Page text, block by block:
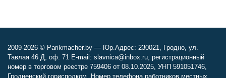
2009-2026 © Parikmacher.by — Юр.Адрес: 230021, Гродно, ул.
Тавлая 46 Д, оф. 71 E-mail: slavnica@inbox.ru, регистрационный
номер в торговом реестре 759406 от 08.10.2025, УНП 591051746,
Гродненский горисполком. Номер телефона работников местных